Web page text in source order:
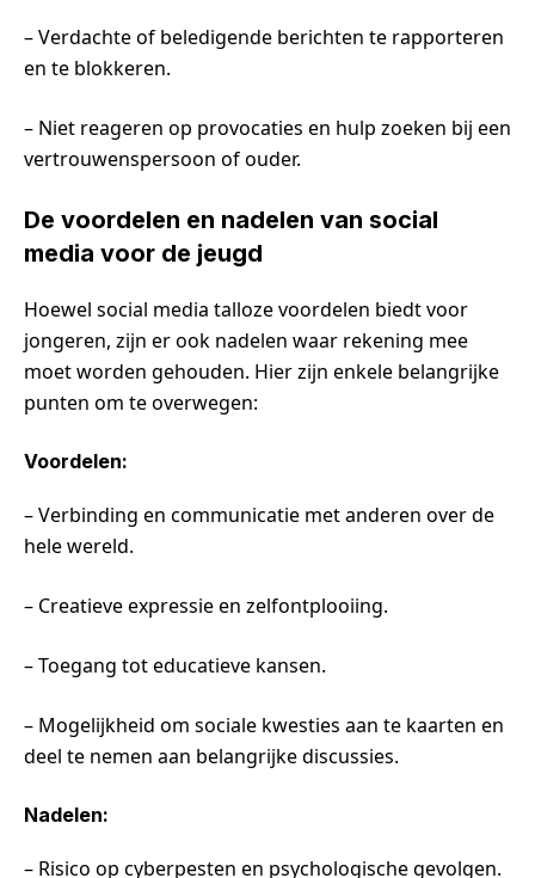
– Verdachte of beledigende berichten te rapporteren
en te blokkeren.
– Niet reageren op provocaties en hulp zoeken bij een
vertrouwenspersoon of ouder.
De voordelen en nadelen van social
media voor de jeugd
Hoewel social media talloze voordelen biedt voor
jongeren, zijn er ook nadelen waar rekening mee
moet worden gehouden. Hier zijn enkele belangrijke
punten om te overwegen:
Voordelen:
– Verbinding en communicatie met anderen over de
hele wereld.
– Creatieve expressie en zelfontplooiing.
– Toegang tot educatieve kansen.
– Mogelijkheid om sociale kwesties aan te kaarten en
deel te nemen aan belangrijke discussies.
Nadelen:
– Risico op cyberpesten en psychologische gevolgen.